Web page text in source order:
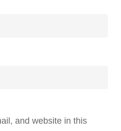
and website in this